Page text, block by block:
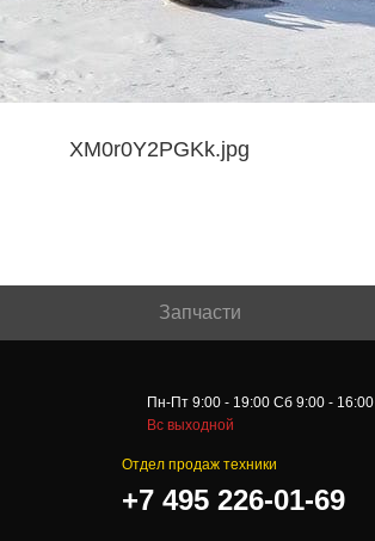
Запчасти
Пн-Пт 9:00 - 19:00 Сб 9:00 - 16:00
Вс выходной
Отдел продаж техники
+7 495 226-01-69